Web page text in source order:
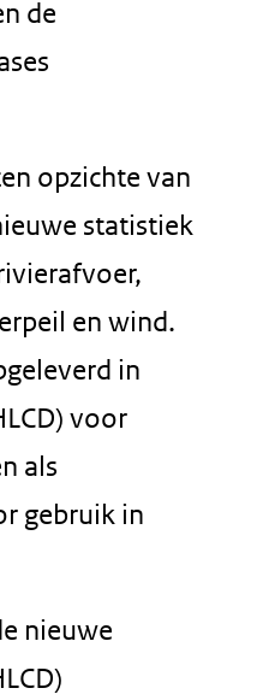
de
opzichte van
statistiek
en wind.
in
voor
als
gebruik in
nieuwe